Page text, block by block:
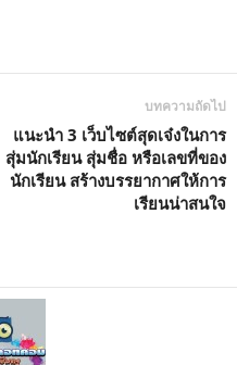
บทความถัดไป
แนะนำ 3 เว็บไซต์สุดเจ๋งในการ
สุ่มนักเรียน สุ่มชื่อ หรือเลขที่ของ
นักเรียน สร้างบรรยากาศให้การ
เรียนน่าสนใจ